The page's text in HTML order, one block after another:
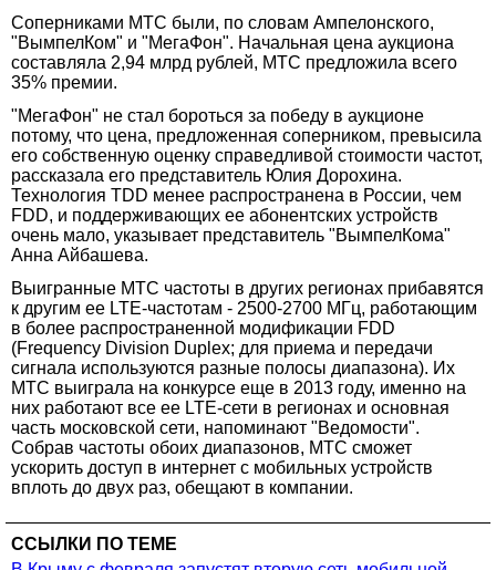
Соперниками МТС были, по словам Ампелонского,
"ВымпелКом" и "МегаФон". Начальная цена аукциона
составляла 2,94 млрд рублей, МТС предложила всего
35% премии.
"МегаФон" не стал бороться за победу в аукционе
потому, что цена, предложенная соперником, превысила
его собственную оценку справедливой стоимости частот,
рассказала его представитель Юлия Дорохина.
Технология TDD менее распространена в России, чем
FDD, и поддерживающих ее абонентских устройств
очень мало, указывает представитель "ВымпелКома"
Анна Айбашева.
Выигранные МТС частоты в других регионах прибавятся
к другим ее LTE-частотам - 2500-2700 МГц, работающим
в более распространенной модификации FDD
(Frequency Division Duplex; для приема и передачи
сигнала используются разные полосы диапазона). Их
МТС выиграла на конкурсе еще в 2013 году, именно на
них работают все ее LTE-сети в регионах и основная
часть московской сети, напоминают "Ведомости".
Собрав частоты обоих диапазонов, МТС сможет
ускорить доступ в интернет с мобильных устройств
вплоть до двух раз, обещают в компании.
ССЫЛКИ ПО ТЕМЕ